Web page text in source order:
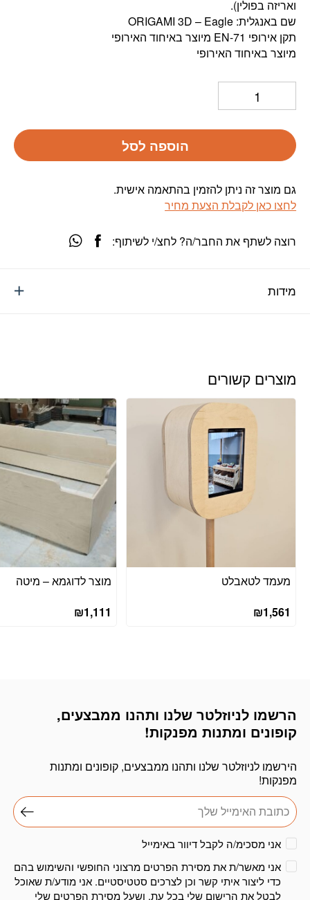
ואריזה בפולין).
שם באנגלית: ORIGAMI 3D – Eagle
תקן אירופי EN-71 מיוצר באיחוד האירופי
מיוצר באיחוד האירופי
הוספה לסל
גם מוצר זה ניתן להזמין בהתאמה אישית.
לחצו כאן לקבלת הצעת מחיר
מידות
רוצה לשתף את החבר/ה? לחצ/י לשיתוף:
מוצרים קשורים
מעמד לטאבלט
₪1,561
מוצר לדוגמא – מיטה
₪1,111
הרשמו לניוזלטר שלנו ותהנו ממבצעים,
קופונים ומתנות מפנקות!
הירשמו לניוזלטר שלנו ותהנו ממבצעים, קופונים ומתנות
מפנקות!
דוא׳׳ל
אני מסכימ/ה לקבל דיוור באימייל
אני מאשר/ת את מסירת הפרטים מרצוני החופשי והשימוש בהם
כדי ליצור איתי קשר וכן לצרכים סטטיסטיים. אני מודע/ת שאוכל
לבטל את הרישום שלי בכל עת, ושעל מסירת הפרטים שלי